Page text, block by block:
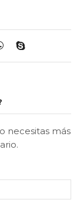
necesitas más